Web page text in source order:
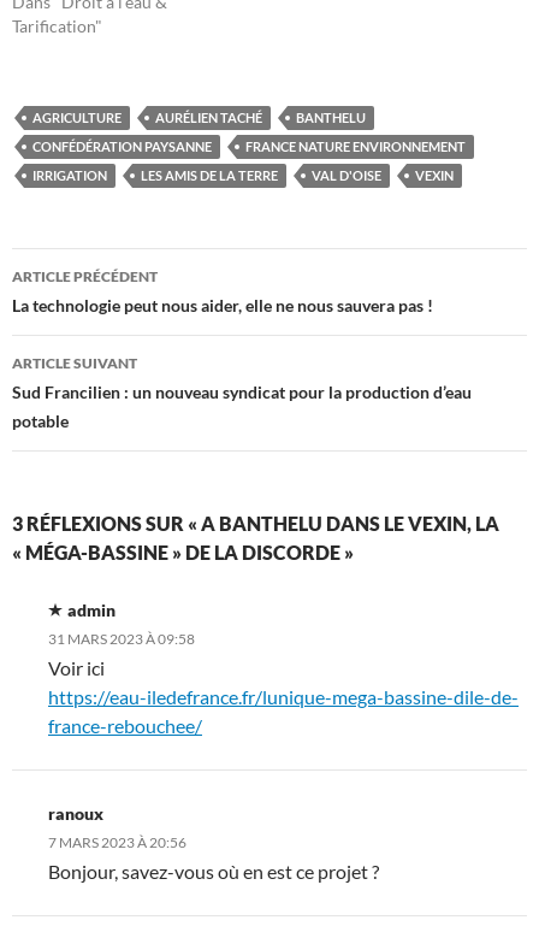
Tarification"
AGRICULTURE AURÉLIEN TACHÉ
BANTHELU
CONFÉDÉRATION PAYSANNE
FRANCE NATURE ENVIRONNEMENT
IRRIGATION
LES AMIS DE LA TERRE VAL D'OISE VEXIN
Navigation
des
articles
ARTICLE PRÉCÉDENT
La technologie peut nous aider, elle ne nous sauvera pas !
ARTICLE SUIVANT
Sud Francilien : un nouveau syndicat pour la production d’eau
potable
3 RÉFLEXIONS SUR « A BANTHELU DANS LE VEXIN, LA
« MÉGA-BASSINE » DE LA DISCORDE »
admin
31 MARS 2023 À 09:58
Voir ici
https://eau-iledefrance.fr/lunique-mega-bassine-dile-de-
france-rebouchee/
ranoux
7 MARS 2023 À 20:56
Bonjour, savez-vous où en est ce projet ?